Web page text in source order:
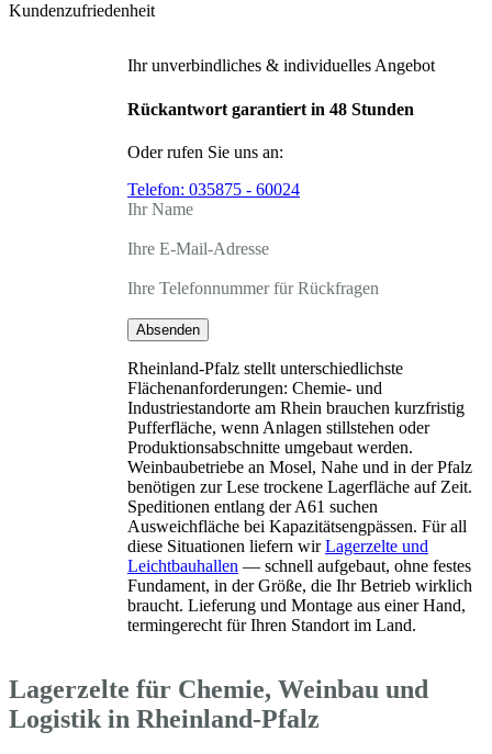
Kundenzufriedenheit
Ihr unverbindliches & individuelles Angebot
Rückantwort garantiert in 48 Stunden
Oder rufen Sie uns an:
Telefon: 035875 - 60024
Ihr Name
Ihre E-Mail-Adresse
Ihre Telefonnummer für Rückfragen
Absenden
Rheinland-Pfalz stellt unterschiedlichste
Flächenanforderungen: Chemie- und
Industriestandorte am Rhein brauchen kurzfristig
Pufferfläche, wenn Anlagen stillstehen oder
Produktionsabschnitte umgebaut werden.
Weinbaubetriebe an Mosel, Nahe und in der Pfalz
benötigen zur Lese trockene Lagerfläche auf Zeit.
Speditionen entlang der A61 suchen
Ausweichfläche bei Kapazitätsengpässen. Für all
diese Situationen liefern wirLagerzelte und
Leichtbauhallen — schnell aufgebaut, ohne festes
Fundament, in der Größe, die Ihr Betrieb wirklich
braucht. Lieferung und Montage aus einer Hand,
termingerecht für Ihren Standort im Land.
Lagerzelte für Chemie, Weinbau und
Logistik in Rheinland-Pfalz